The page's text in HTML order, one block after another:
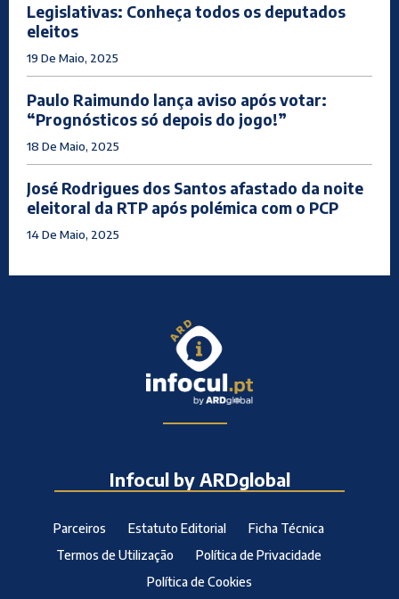
Legislativas: Conheça todos os deputados
eleitos
19 De Maio, 2025
Paulo Raimundo lança aviso após votar:
“Prognósticos só depois do jogo!”
18 De Maio, 2025
José Rodrigues dos Santos afastado da noite
eleitoral da RTP após polémica com o PCP
14 De Maio, 2025
Infocul by ARDglobal
Parceiros Estatuto Editorial
Ficha Técnica
Termos de Utilização
Política de Privacidade
Política de Cookies